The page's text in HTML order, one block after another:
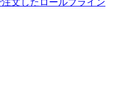
文したロールブライン